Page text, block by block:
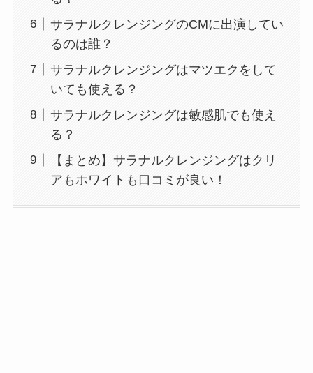
サラナルクレンジングのCMに出演してい
るのは誰？
サラナルクレンジングはマツエクをして
いても使える？
サラナルクレンジングは敏感肌でも使え
る？
【まとめ】サラナルクレンジングはクリ
アもホワイトも口コミが良い！